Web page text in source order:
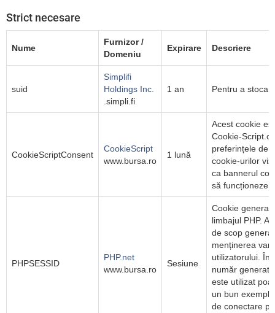
Strict necesare
Nume
Furnizor /
Domeniu
Expirare Descriere
suid
Simplifi
Holdings Inc.
.simpli.fi
1 an Pentru a stoca
CookieScriptConsent
CookieScript
www.bursa.ro
1 lună
Acest cookie
Cookie-
preferințele de
cookie-urilor
ca bannerul
să funcționeze
PHPSESSID
PHP.net
www.bursa.ro
Sesiune
Cookie generat
limbajul PHP.
de scop
menținerea
utilizatorului. În
număr generat
este utilizat
un bun
de conectare